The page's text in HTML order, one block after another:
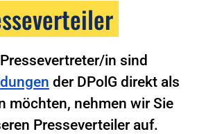
in sind
der DPolG direkt als
möchten, nehmen wir Sie
Presseverteiler auf.